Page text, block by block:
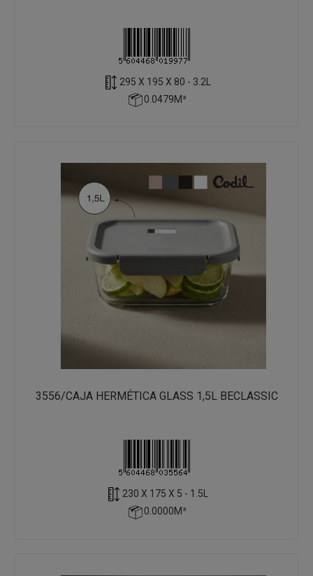
295 X 195 X 80 - 3.2L
0.0479M³
3556/CAJA HERMÉTICA GLASS 1,5L BECLASSIC
230 X 175 X 5 - 1.5L
0.0000M³